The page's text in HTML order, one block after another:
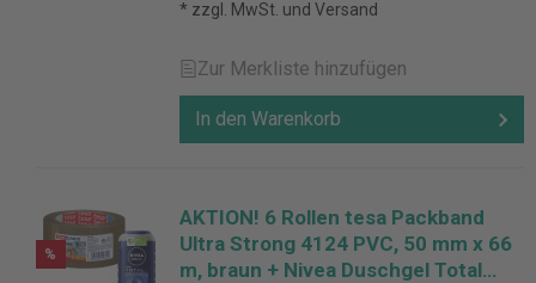
* zzgl. MwSt. und Versand
Zur Merkliste hinzufügen
In den Warenkorb
%
AKTION! 6 Rollen tesa Packband
Ultra Strong 4124 PVC, 50 mm x 66
m, braun + Nivea Duschgel Total